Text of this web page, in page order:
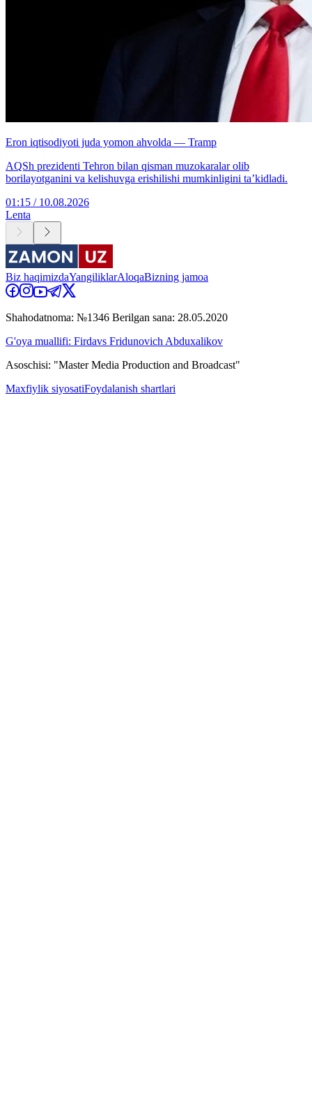
Eron iqtisodiyoti juda yomon ahvolda — Tramp
AQSh prezidenti Tehron bilan qisman muzokaralar olib
borilayotganini va kelishuvga erishilishi mumkinligini ta’kidladi.
01:15 / 10.08.2026
Lenta
Biz haqimizdaYangiliklarAloqaBizning jamoa
Shahodatnoma: №1346 Berilgan sana: 28.05.2020
G'oya muallifi: Firdavs Fridunovich Abduxalikov
Asoschisi: "Master Media Production and Broadcast"
Maxfiylik siyosatiFoydalanish shartlari